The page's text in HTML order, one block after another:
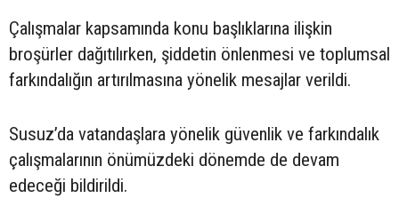
Çalışmalar kapsamında konu başlıklarına ilişkin
broşürler dağıtılırken, şiddetin önlenmesi ve toplumsal
farkındalığın artırılmasına yönelik mesajlar verildi.
Susuz’da vatandaşlara yönelik güvenlik ve farkındalık
çalışmalarının önümüzdeki dönemde de devam
edeceği bildirildi.